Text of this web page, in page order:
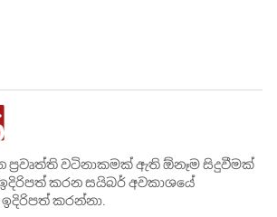
ප්‍රවෘත්ති වටිනාකමක් ඇති ඕනෑම සිදුවීමක්
කරන සයිබර් අවකාශයේ
කරන්නා.